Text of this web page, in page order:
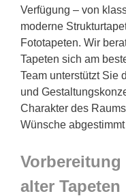
Verfügung – von
moderne
Fototapeten. Wir
Tapeten sich am
Team unterstützt Sie
und
Charakter des
Wünsche abgestimmt
alter Tapeten